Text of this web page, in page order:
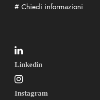
# Chiedi informazioni
Linkedin
Instagram